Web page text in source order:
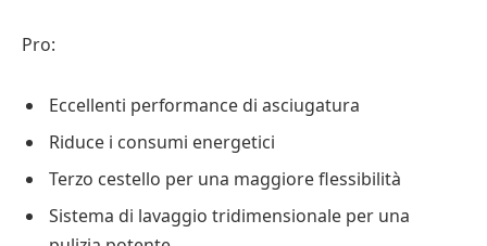
Pro:
Eccellenti performance di asciugatura
Riduce i consumi energetici
Terzo cestello per una maggiore flessibilità
Sistema di lavaggio tridimensionale per una